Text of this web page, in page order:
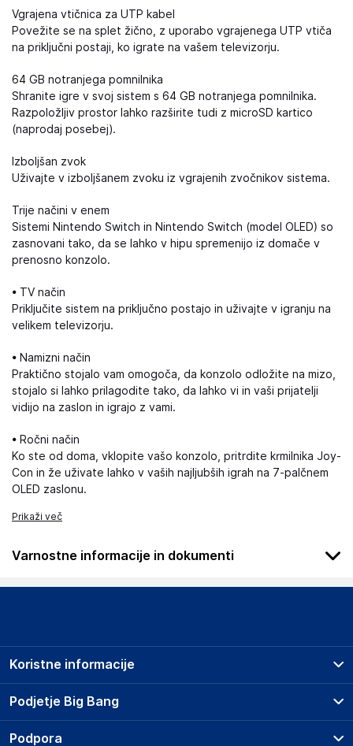
Vgrajena vtičnica za UTP kabel
Povežite se na splet žično, z uporabo vgrajenega UTP vtiča
na priključni postaji, ko igrate na vašem televizorju.
64 GB notranjega pomnilnika
Shranite igre v svoj sistem s 64 GB notranjega pomnilnika.
Razpoložljiv prostor lahko razširite tudi z microSD kartico
(naprodaj posebej).
Izboljšan zvok
Uživajte v izboljšanem zvoku iz vgrajenih zvočnikov sistema.
Trije načini v enem
Sistemi Nintendo Switch in Nintendo Switch (model OLED) so
zasnovani tako, da se lahko v hipu spremenijo iz domače v
prenosno konzolo.
• TV način
Priključite sistem na priključno postajo in uživajte v igranju na
velikem televizorju.
• Namizni način
Praktično stojalo vam omogoča, da konzolo odložite na mizo,
stojalo si lahko prilagodite tako, da lahko vi in vaši prijatelji
vidijo na zaslon in igrajo z vami.
• Ročni način
Ko ste od doma, vklopite vašo konzolo, pritrdite krmilnika Joy-
Con in že uživate lahko v vaših najljubših igrah na 7-palčnem
OLED zaslonu.
Prikaži več
Varnostne informacije in dokumenti
Podatki o proizvajalcu
Nintendo Europe SE
Germany
Podjetje Big Bang
O podjetju
Koristne informacije
Prodajna mesta
Storitve
Podpora